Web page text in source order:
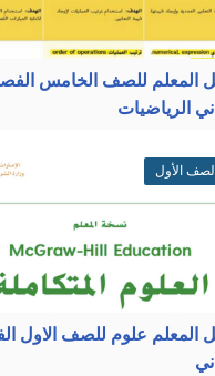
المعلم للصف الخامس
الرياضيات
الصف الأول
المعلم علوم للصف الاول